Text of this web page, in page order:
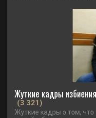
Жуткие кадры
(3 321)
Жуткие кадры о том, что